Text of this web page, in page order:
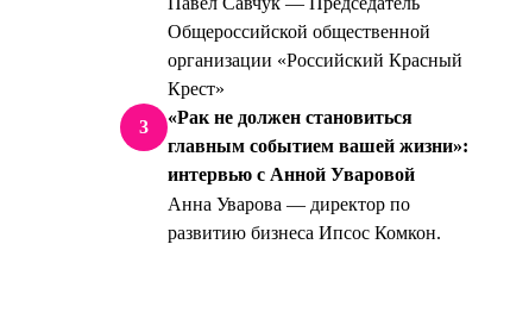
Общероссийской общественной
организации «Российский Красный
Крест»
3
«Рак не должен становиться
главным событием вашей жизни»:
интервью с Анной Уваровой
Анна Уварова — директор по
развитию бизнеса Ипсос Комкон.